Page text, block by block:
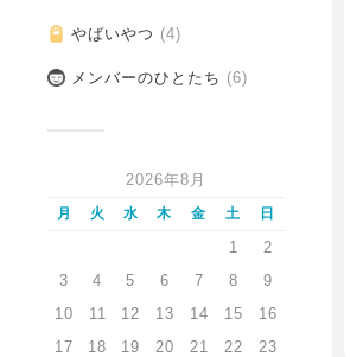
やばいやつ (4)
メンバーのひとたち (6)
2026年8月
月 火 水 木 金 土 日
1
2
3
4 5 6 7 8
9
10
11 12 13 14 15
16
17
18 19 20 21 22
23